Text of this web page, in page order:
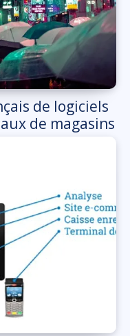
de logiciels
de magasins